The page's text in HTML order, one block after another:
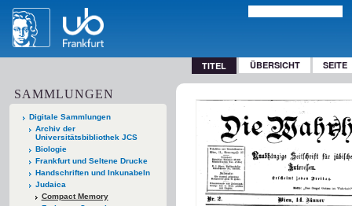
TITEL ÜBERSICHT SEITE
SAMMLUNGEN
Digitale Sammlungen
Archiv der
Universitätsbibliothek JCS
Biologie
Frankfurt und Seltene Drucke
Handschriften und Inkunabeln
Judaica
Compact Memory